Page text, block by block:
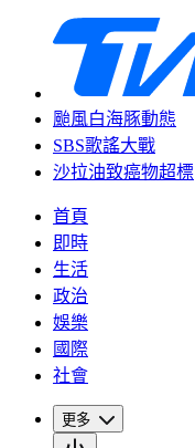
颱風白海豚動態
SBS歌謠大戰
沙拉油致癌物超標
首頁
即時
生活
政治
娛樂
國際
社會
更多